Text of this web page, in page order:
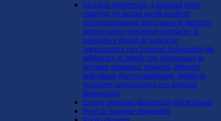
Incarichi dirigenziali, a qualsiasi titolo
conferiti, ivi inclusi quelli conferiti
discrezionalmente dall'organo di indirizzo
politico senza procedure pubbliche di
selezione e titolari di posizione
organizzativa con funzioni dirigenziali (da
pubblicare in tabelle che distinguano le
seguenti situazioni: dirigenti, dirigenti
individuati discrezionalmente, titolari di
posizione organizzativa con funzioni
dirigenziali)
Elenco posizioni dirigenziali discrezionali
Posti di funzione disponibili